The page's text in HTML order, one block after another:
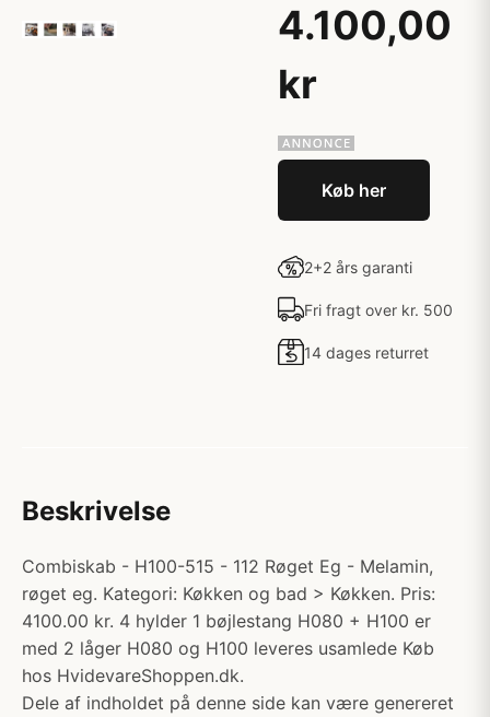
4.100,00
kr
Køb her
2+2 års garanti
Fri fragt over kr. 500
14 dages returret
Beskrivelse
Combiskab - H100-515 - 112 Røget Eg - Melamin,
røget eg. Kategori: Køkken og bad > Køkken. Pris:
4100.00 kr. 4 hylder 1 bøjlestang H080 + H100 er
med 2 låger H080 og H100 leveres usamlede Køb
hos HvidevareShoppen.dk.
Dele af indholdet på denne side kan være genereret